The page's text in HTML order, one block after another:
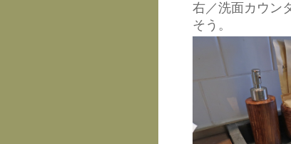
右／洗面カウン
そう。